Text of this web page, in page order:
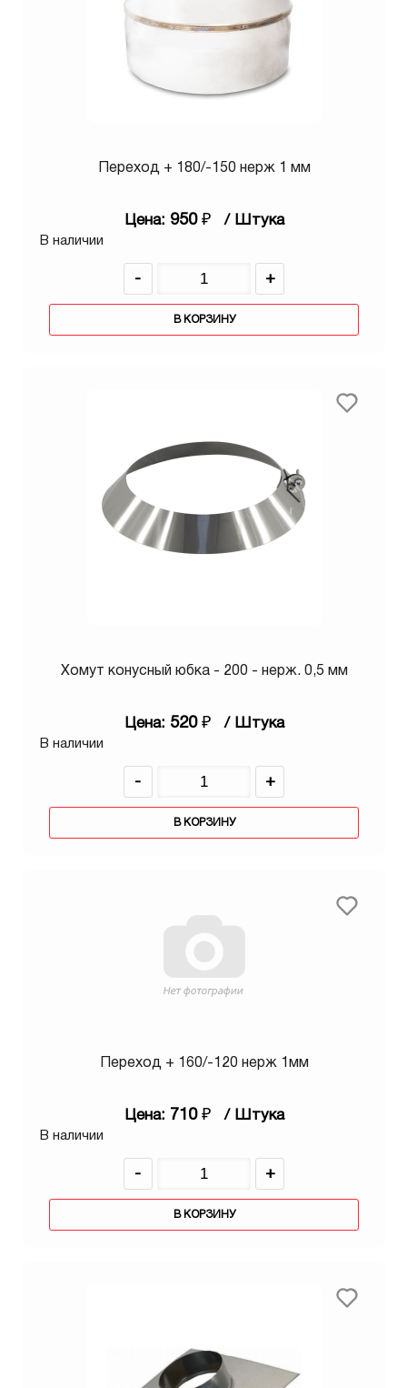
Переход + 180/-150 нерж 1 мм
Цена: 950 ₽ / Штука
В наличии
- +
В КОРЗИНУ
Хомут конусный юбка - 200 - нерж. 0,5 мм
Цена: 520 ₽ / Штука
В наличии
- +
В КОРЗИНУ
Переход + 160/-120 нерж 1мм
Цена: 710 ₽ / Штука
В наличии
- +
В КОРЗИНУ